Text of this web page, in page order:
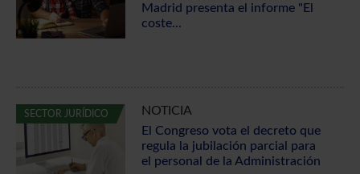
Madrid presenta el informe "El
coste...
SECTOR JURÍDICO
NOTICIA
El Congreso vota el decreto que
regula la jubilación parcial para
el personal de la Administración